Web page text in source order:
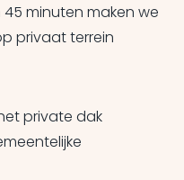
minuten maken we
privaat terrein
private dak